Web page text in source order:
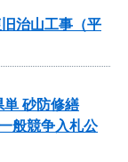
治山工事（平
単 砂防修繕
般競争入札公